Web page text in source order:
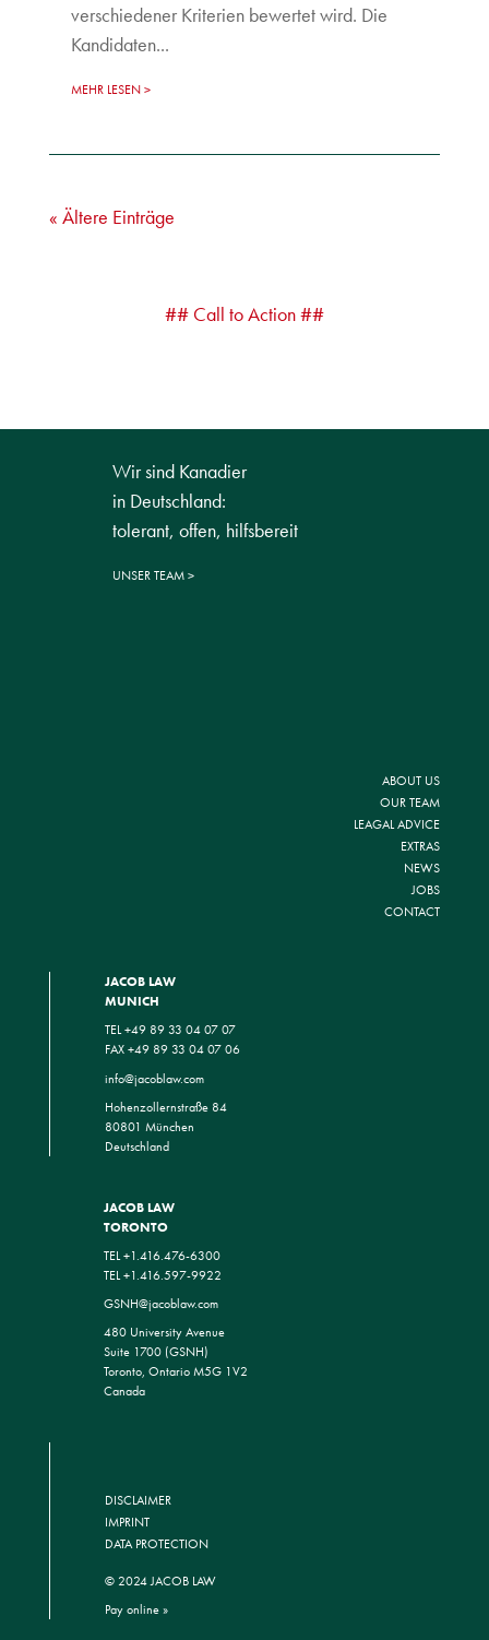
verschiedener Kriterien bewertet wird. Die
Kandidaten...
MEHR LESEN
« Ältere Einträge
## Call to Action ##
Wir sind Kanadier
in Deutschland:
tolerant, offen, hilfsbereit
UNSER TEAM
ABOUT US
OUR TEAM
LEAGAL ADVICE
EXTRAS
NEWS
JOBS
CONTACT
JACOB LAW
MUNICH
TEL +49 89 33 04 07 07
FAX +49 89 33 04 07 06
info@jacoblaw.com
Hohenzollernstraße 84
80801 München
Deutschland
JACOB LAW
TORONTO
TEL +1.416.476-6300
TEL +1.416.597-9922
GSNH@jacoblaw.com
480 University Avenue
Suite 1700 (GSNH)
Toronto, Ontario M5G 1V2
Canada
DISCLAIMER
IMPRINT
DATA PROTECTION
© 2024 JACOB LAW
Pay online »